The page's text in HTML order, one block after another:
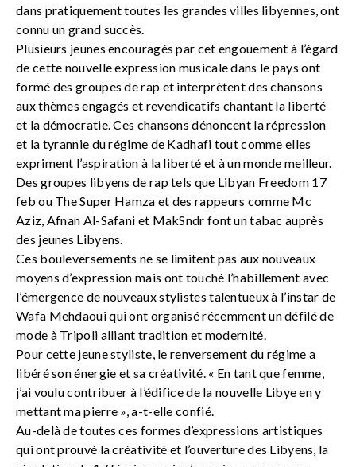
dans pratiquement toutes les grandes villes libyennes, ont
connu un grand succès.
Plusieurs jeunes encouragés par cet engouement à l’égard
de cette nouvelle expression musicale dans le pays ont
formé des groupes de rap et interprètent des chansons
aux thèmes engagés et revendicatifs chantant la liberté
et la démocratie. Ces chansons dénoncent la répression
et la tyrannie du régime de Kadhafi tout comme elles
expriment l’aspiration à la liberté et à un monde meilleur.
Des groupes libyens de rap tels que Libyan Freedom 17
feb ou The Super Hamza et des rappeurs comme Mc
Aziz, Afnan Al-Safani et MakSndr font un tabac auprès
des jeunes Libyens.
Ces bouleversements ne se limitent pas aux nouveaux
moyens d’expression mais ont touché l’habillement avec
l’émergence de nouveaux stylistes talentueux à l’instar de
Wafa Mehdaoui qui ont organisé récemment un défilé de
mode à Tripoli alliant tradition et modernité.
Pour cette jeune styliste, le renversement du régime a
libéré son énergie et sa créativité. « En tant que femme,
j’ai voulu contribuer à l’édifice de la nouvelle Libye en y
mettant ma pierre », a-t-elle confié.
Au-delà de toutes ces formes d’expressions artistiques
qui ont prouvé la créativité et l’ouverture des Libyens, la